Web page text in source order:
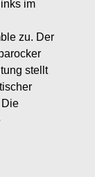
im
zu. Der
stellt
Die